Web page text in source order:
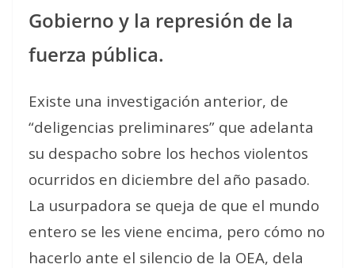
Gobierno y la represión de la
fuerza pública.
Existe una investigación anterior, de
“deligencias preliminares” que adelanta
su despacho sobre los hechos violentos
ocurridos en diciembre del año pasado.
La usurpadora se queja de que el mundo
entero se les viene encima, pero cómo no
hacerlo ante el silencio de la OEA, dela